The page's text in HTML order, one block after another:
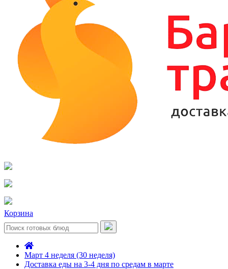
Корзина
Март 4 неделя (30 неделя)
Доставка еды на 3-4 дня по средам в марте